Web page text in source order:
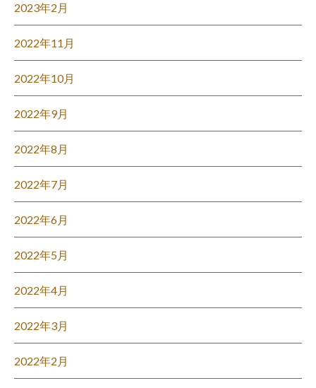
2023年2月
2022年11月
2022年10月
2022年9月
2022年8月
2022年7月
2022年6月
2022年5月
2022年4月
2022年3月
2022年2月